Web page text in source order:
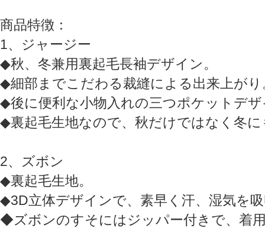
商品特徴：
1、ジャージー
◆秋、冬兼用裏起毛長袖デザイン。
◆細部までこだわる裁縫による出来上がり
◆後に便利な小物入れの三つポケットデ
◆裏起毛生地なので、秋だけではなく冬
2、ズボン
◆裏起毛生地。
◆3D立体デザインで、素早く汗、湿気を
◆ズボンのすそにはジッパー付きで、着